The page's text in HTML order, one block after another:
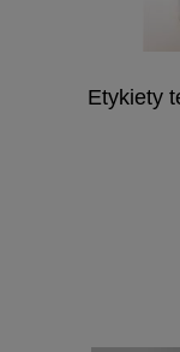
Etykiety